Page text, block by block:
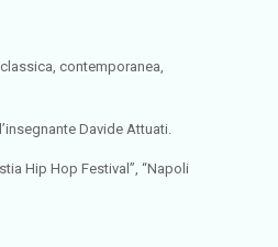
contemporanea,
Davide Attuati.
Hip Hop Festival”, “Napoli